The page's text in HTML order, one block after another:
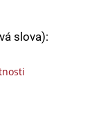
slova):